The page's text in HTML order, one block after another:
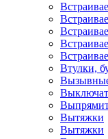
Втулки,
Вытяжки
Вытяжки